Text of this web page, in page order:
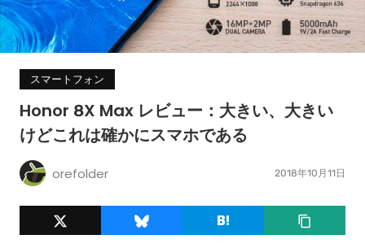
スマートフォン
Honor 8X Max レビュー：大きい、大きい
けどこれは確かにスマホである
orefolder 2018年10月11日